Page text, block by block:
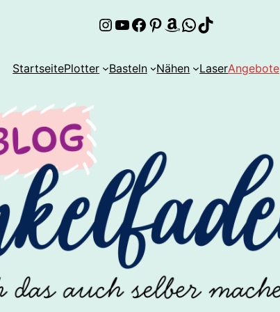
Instagram
YouTube
Facebook
Pinterest
Amazon
WhatsApp
TikTok
StartseitePlotter Basteln Nähen LaserAngebote